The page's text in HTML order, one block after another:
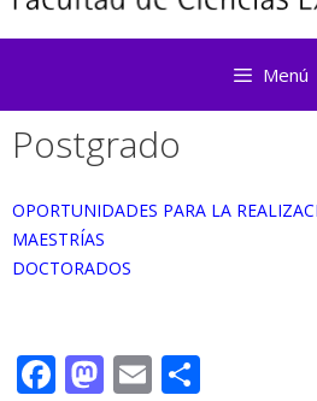
Menú
Postgrado
OPORTUNIDADES PARA LA
MAESTRÍAS
DOCTORADOS
F M E